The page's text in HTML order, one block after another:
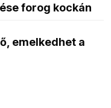
forog kockán
emelkedhet a